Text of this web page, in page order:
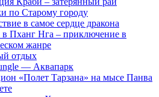
по Старому городу
в самое сердце дракона
в Пханг Нга – приключение в
жанре
отдых
— Аквапарк
«Полет Тарзана» на мысе Панва